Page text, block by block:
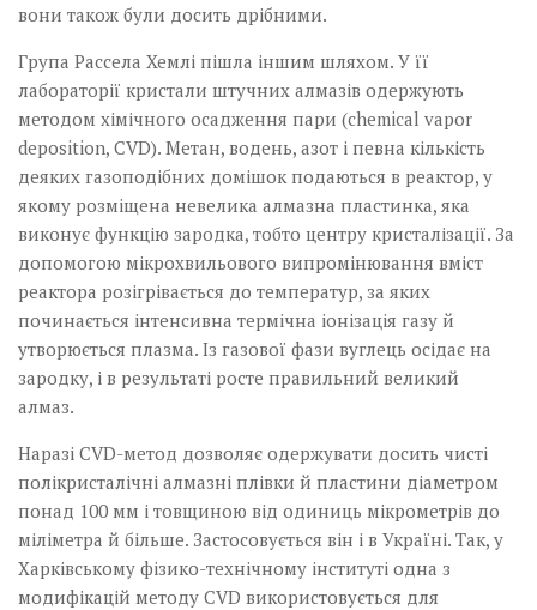
вони також були досить дрібними.
Група Рассела Хемлі пішла іншим шляхом. У її
лабораторії кристали штучних алмазів одержують
методом хімічного осадження пари (chemical vapor
deposition, CVD). Метан, водень, азот і певна кількість
деяких газоподібних домішок подаються в реактор, у
якому розміщена невелика алмазна пластинка, яка
виконує функцію зародка, тобто центру кристалізації. За
допомогою мікрохвильового випромінювання вміст
реактора розігрівається до температур, за яких
починається інтенсивна термічна іонізація газу й
утворюється плазма. Із газової фази вуглець осідає на
зародку, і в результаті росте правильний великий
алмаз.
Наразі CVD-метод дозволяє одержувати досить чисті
полікристалічні алмазні плівки й пластини діаметром
понад 100 мм і товщиною від одиниць мікрометрів до
міліметра й більше. Застосовується він і в Україні. Так, у
Харківському фізико-технічному інституті одна з
модифікацій методу CVD використовується для